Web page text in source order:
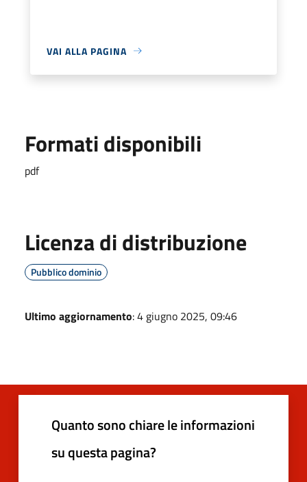
VAI ALLA PAGINA
Formati disponibili
pdf
Licenza di distribuzione
Pubblico dominio
Ultimo aggiornamento: 4 giugno 2025, 09:46
Quanto sono chiare le informazioni
su questa pagina?